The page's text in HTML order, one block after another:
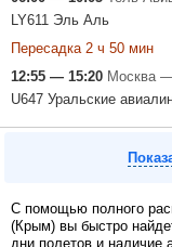
LY611 Эль Аль
Пересадка 2 ч 50 мин
12:55 — 15:20 Москва
U647 Уральские
С помощью полного
(Крым) вы быстро
дни полетов и наличие